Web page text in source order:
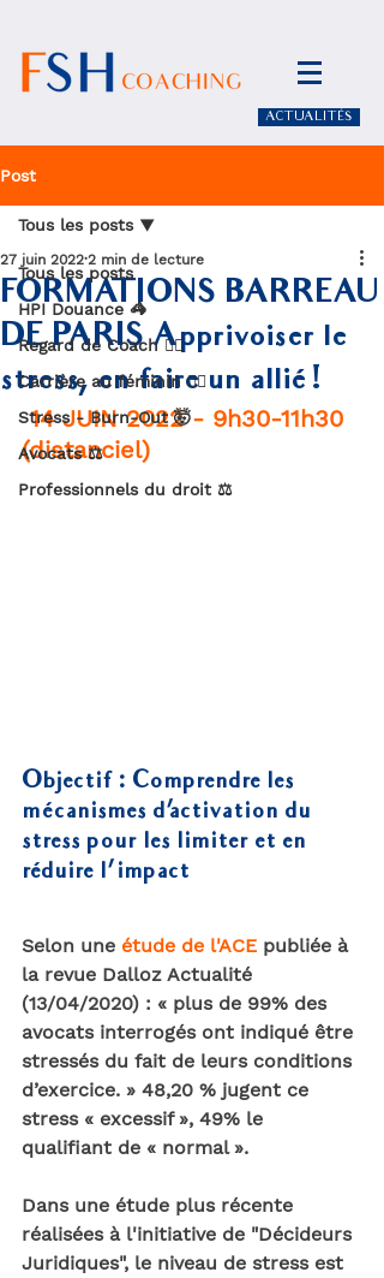
ACTUALITÉS
Post
Tous les posts
HPI Douance 🦓
Regard de Coach 🧏‍♀️
Carrière au féminin 🙋‍♀️
Stress - Burn-Out 🤯
Avocats ⚖️
Professionnels du droit ⚖️
Tous les posts
FORMATIONS BARREAU
DE PARIS Apprivoiser le
stress, en faire un allié !
27 juin 2022 2 min de lecture
14 JUIN 2022 - 9h30-11h30
(distanciel)
Objectif : Comprendre les
mécanismes d'activation du
stress pour les limiter et en
réduire l'impact
Selon une étude de l'ACE publiée à
la revue Dalloz Actualité
(13/04/2020) : « plus de 99% des
avocats interrogés ont indiqué être
stressés du fait de leurs conditions
d’exercice. » 48,20 % jugent ce
stress « excessif », 49% le
qualifiant de « normal ».
Dans une étude plus récente
réalisées à l'initiative de "Décideurs
Juridiques", le niveau de stress est